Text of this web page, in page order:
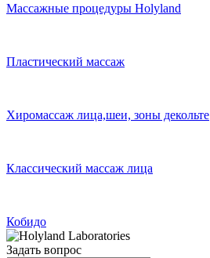
Массажные процедуры Holyland
Пластический массаж
Хиромассаж лица,шеи, зоны декольте
Классический массаж лица
Кобидо
Задать вопрос